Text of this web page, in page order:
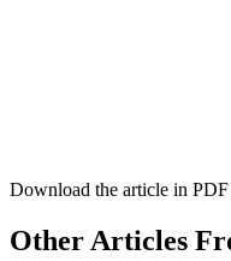
Download the article in PDF
Other Articles